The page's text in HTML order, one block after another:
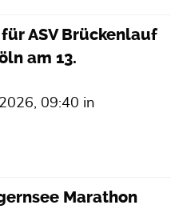
ASV Brückenlauf
am 13.
09:40 in
Marathon